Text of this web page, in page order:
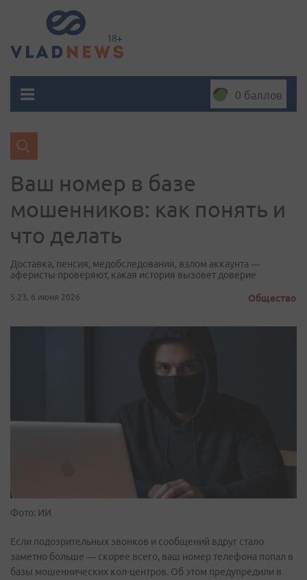
0 баллов
Ваш номер в базе
мошенников: как понять и
что делать
Доставка, пенсия, медобследования, взлом аккаунта —
аферисты проверяют, какая история вызовет доверие
5:23, 6 июня 2026 Общество
Фото: ИИ
Если подозрительных звонков и сообщений вдруг стало
заметно больше — скорее всего, ваш номер телефона попал в
базы мошеннических кол-центров. Об этом предупредили в